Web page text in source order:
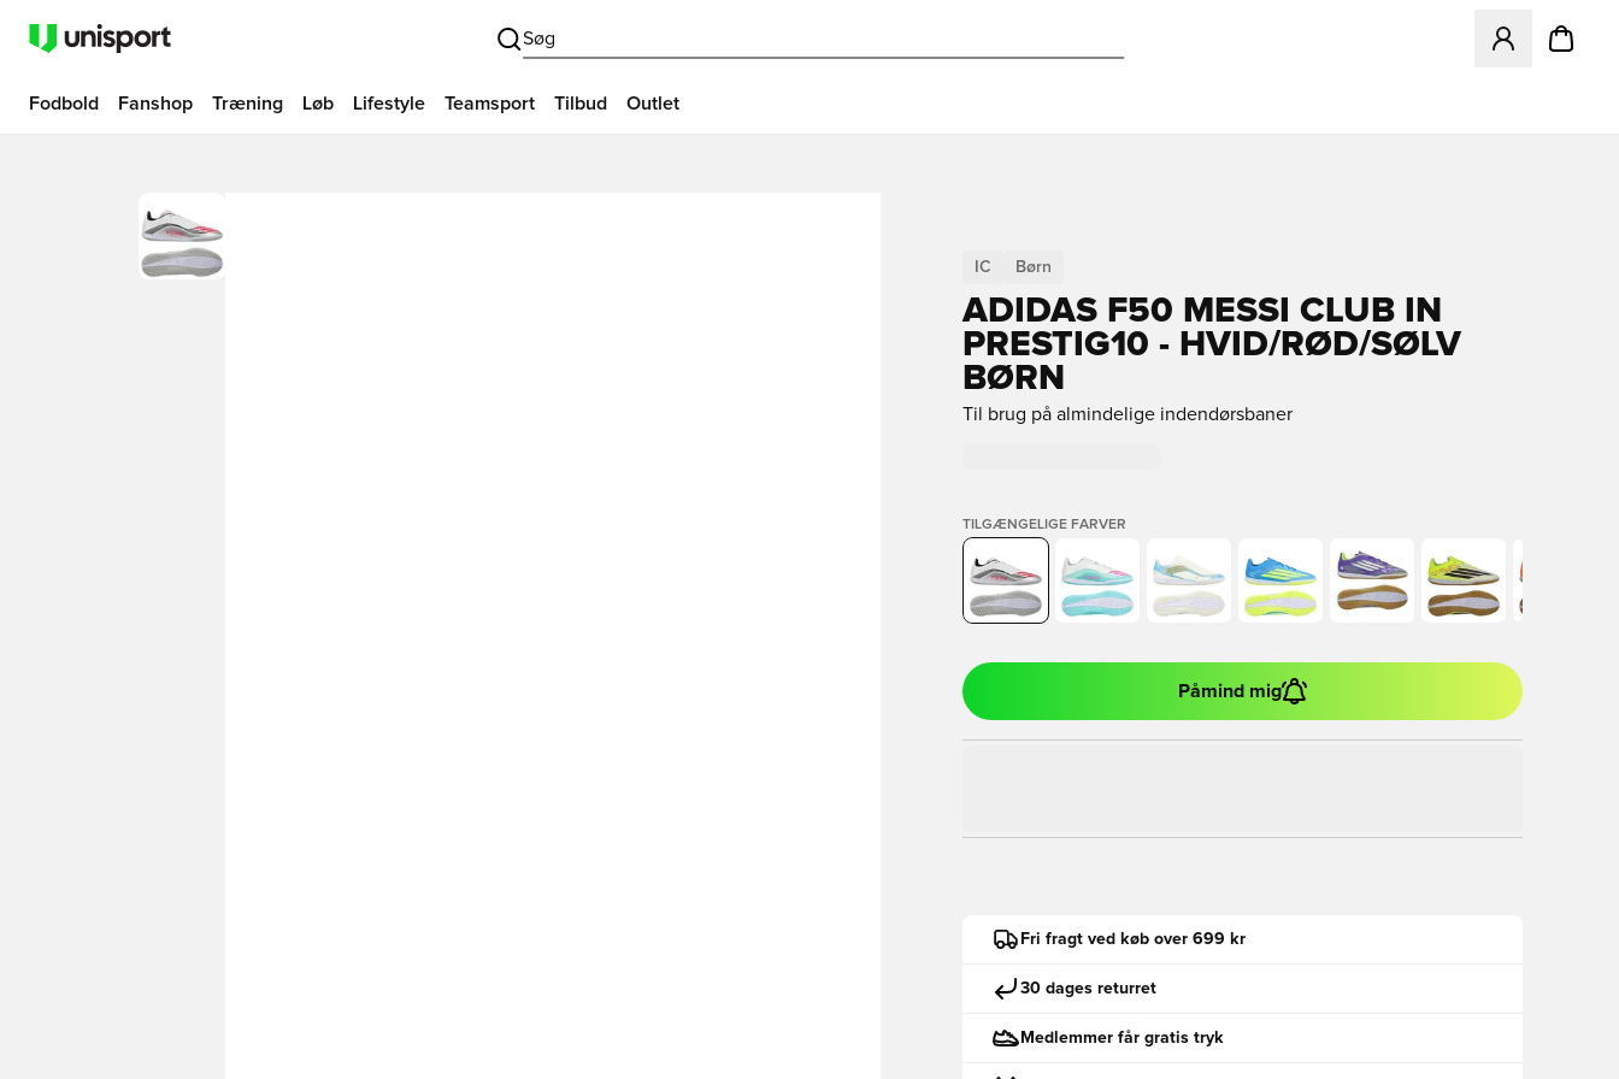
Søg
Åbner en
Fodbold Fanshop Træning Løb Lifestyle Teamsport Tilbud Outlet
IC Børn
ADIDAS F50 MESSI CLUB IN
PRESTIG10 - HVID/RØD/SØLV
BØRN
Til brug på almindelige indendørsbaner
TILGÆNGELIGE FARVER
Påmind mig
Fri fragt ved køb over 699 kr
30 dages returret
Medlemmer får gratis tryk